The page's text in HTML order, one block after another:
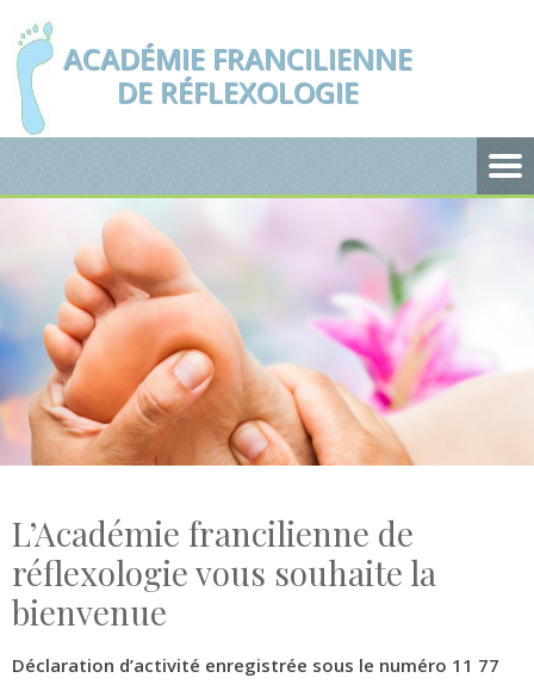
ACADÉMIE FRANCILIENNE
DE RÉFLEXOLOGIE
L’Académie francilienne de
réflexologie vous souhaite la
bienvenue
Déclaration d’activité enregistrée sous le numéro 11 77